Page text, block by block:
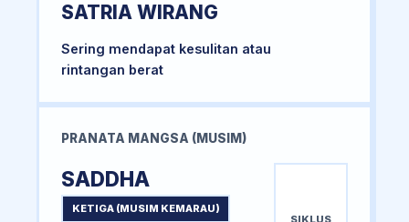
SATRIA WIRANG
Sering mendapat kesulitan atau
rintangan berat
PRANATA MANGSA (MUSIM)
SADDHA
KETIGA (MUSIM KEMARAU)